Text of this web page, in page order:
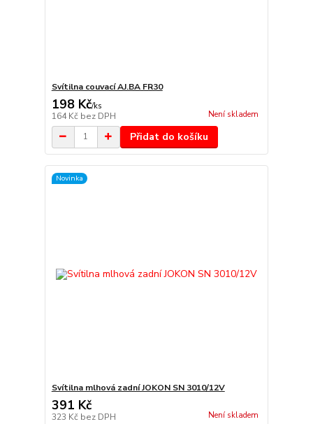
Svítilna couvací AJ.BA FR30
198 Kč/ks
164 Kč bez DPH Není skladem
Přidat do košíku
Novinka
Svítilna mlhová zadní JOKON SN 3010/12V
391 Kč
323 Kč bez DPH Není skladem